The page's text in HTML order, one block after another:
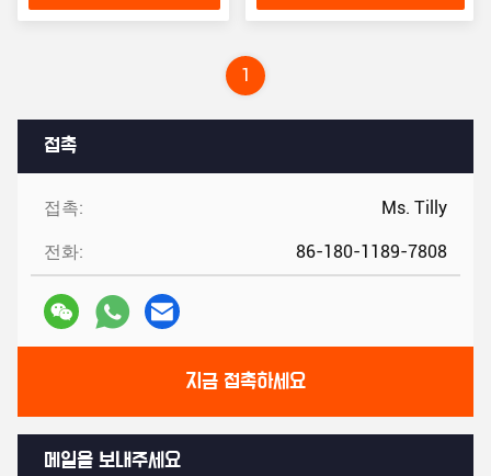
접촉
접촉: Ms. Tilly
전화: 86-180-1189-7808
지금 접촉하세요
메일을 보내주세요
1